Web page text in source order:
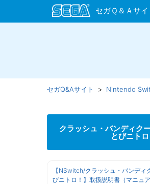
セガQ&Aサイト Nintendo
クラッシュ・バンディク
とびニトロ
【NSwitch/クラッシュ・バンディ
びニトロ！】取扱説明書（マニュ